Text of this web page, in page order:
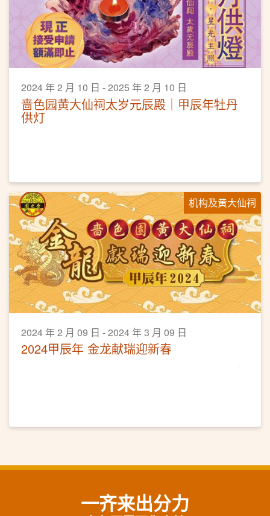
2024 年 2 月 10 日 - 2025 年 2 月 10 日
啬色园黄大仙祠太岁元辰殿｜甲辰年牡丹
供灯
机构及黄大仙祠
2024 年 2 月 09 日 - 2024 年 3 月 09 日
2024甲辰年 金龙献瑞迎新春
一齐来出分力